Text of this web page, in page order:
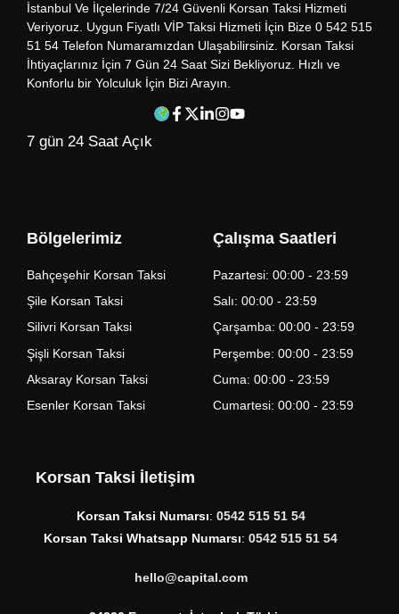
İstanbul Ve İlçelerinde 7/24 Güvenli Korsan Taksi Hizmeti
Veriyoruz. Uygun Fiyatlı VİP Taksi Hizmeti İçin Bize 0 542 515
51 54 Telefon Numaramızdan Ulaşabilirsiniz. Korsan Taksi
İhtiyaçlarınız İçin 7 Gün 24 Saat Sizi Bekliyoruz. Hızlı ve
Konforlu bir Yolculuk İçin Bizi Arayın.
7 gün 24 Saat Açık
Bölgelerimiz
Bahçeşehir Korsan Taksi
Şile Korsan Taksi
Silivri Korsan Taksi
Şişli Korsan Taksi
Aksaray Korsan Taksi
Esenler Korsan Taksi
Çalışma Saatleri
Pazartesi: 00:00 - 23:59
Salı: 00:00 - 23:59
Çarşamba: 00:00 - 23:59
Perşembe: 00:00 - 23:59
Cuma: 00:00 - 23:59
Cumartesi: 00:00 - 23:59
Korsan Taksi İletişim
Korsan Taksi Numarsı: 0542 515 51 54
Korsan Taksi Whatsapp Numarsı: 0542 515 51 54
hello@capital.com